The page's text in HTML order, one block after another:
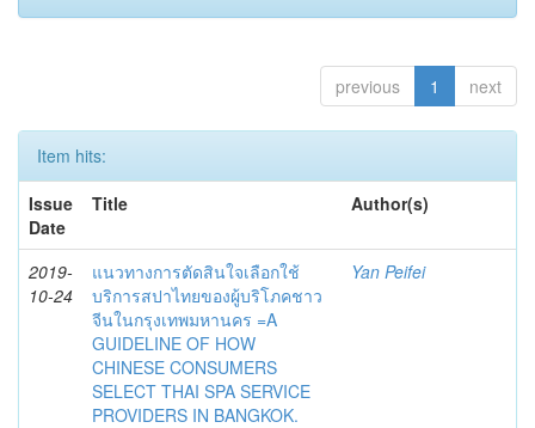
previous 1 next
Item hits:
Issue
Date
Title Author(s)
2019-
10-24
แนวทางการตัดสินใจเลือกใช้
บริการสปาไทยของผู้บริโภคชาว
จีนในกรุงเทพมหานคร =A
GUIDELINE OF HOW
CHINESE CONSUMERS
SELECT THAI SPA SERVICE
PROVIDERS IN BANGKOK.
Yan Peifei